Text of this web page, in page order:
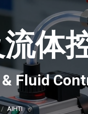
体
Fluid
AIHTI